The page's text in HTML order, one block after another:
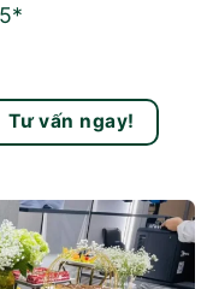
5*
Tư vấn ngay!